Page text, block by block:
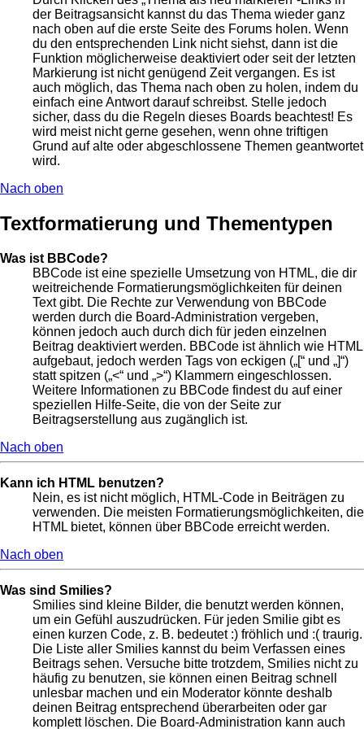
der Beitragsansicht kannst du das Thema wieder ganz
nach oben auf die erste Seite des Forums holen. Wenn
du den entsprechenden Link nicht siehst, dann ist die
Funktion möglicherweise deaktiviert oder seit der letzten
Markierung ist nicht genügend Zeit vergangen. Es ist
auch möglich, das Thema nach oben zu holen, indem du
einfach eine Antwort darauf schreibst. Stelle jedoch
sicher, dass du die Regeln dieses Boards beachtest! Es
wird meist nicht gerne gesehen, wenn ohne triftigen
Grund auf alte oder abgeschlossene Themen geantwortet
wird.
Nach oben
Textformatierung und Thementypen
Was ist BBCode?
BBCode ist eine spezielle Umsetzung von HTML, die dir
weitreichende Formatierungsmöglichkeiten für deinen
Text gibt. Die Rechte zur Verwendung von BBCode
werden durch die Board-Administration vergeben,
können jedoch auch durch dich für jeden einzelnen
Beitrag deaktiviert werden. BBCode ist ähnlich wie HTML
aufgebaut, jedoch werden Tags von eckigen („[“ und „]“)
statt spitzen („<“ und „>“) Klammern eingeschlossen.
Weitere Informationen zu BBCode findest du auf einer
speziellen Hilfe-Seite, die von der Seite zur
Beitragserstellung aus zugänglich ist.
Nach oben
Kann ich HTML benutzen?
Nein, es ist nicht möglich, HTML-Code in Beiträgen zu
verwenden. Die meisten Formatierungsmöglichkeiten, die
HTML bietet, können über BBCode erreicht werden.
Nach oben
Was sind Smilies?
Smilies sind kleine Bilder, die benutzt werden können,
um ein Gefühl auszudrücken. Für jeden Smilie gibt es
einen kurzen Code, z. B. bedeutet :) fröhlich und :( traurig.
Die Liste aller Smilies kannst du beim Verfassen eines
Beitrags sehen. Versuche bitte trotzdem, Smilies nicht zu
häufig zu benutzen, sie können einen Beitrag schnell
unlesbar machen und ein Moderator könnte deshalb
deinen Beitrag entsprechend überarbeiten oder gar
komplett löschen. Die Board-Administration kann auch